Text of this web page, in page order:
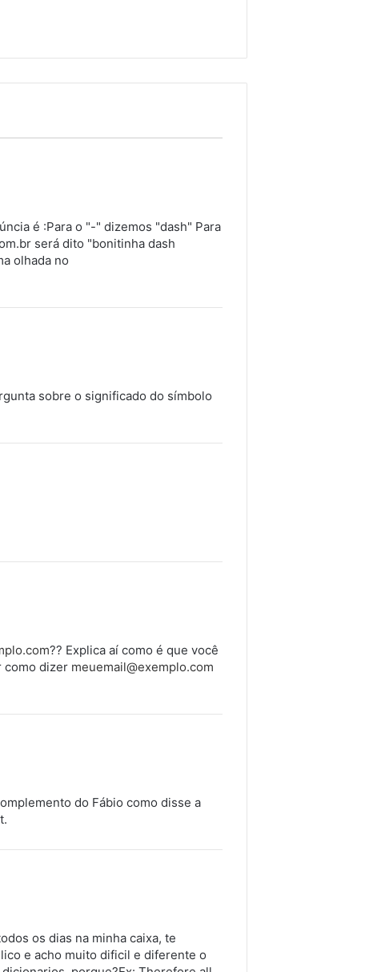
é :Para o "-" dizemos "dash" Para
será dito "bonitinha dash
olhada no
sobre o significado do símbolo
?? Explica aí como é que você
como dizer meuemail@exemplo.com
do Fábio como disse a
os dias na minha caixa, te
e acho muito dificil e diferente o